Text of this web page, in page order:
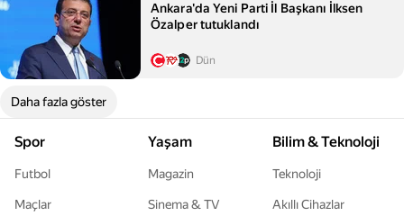
Ankara'da Yeni Parti İl Başkanı İlksen
Özalper tutuklandı
Dün
Daha fazla göster
Spor
Futbol
Maçlar
Yaşam
Magazin
Sinema & TV
Bilim & Teknoloji
Teknoloji
Akıllı Cihazlar